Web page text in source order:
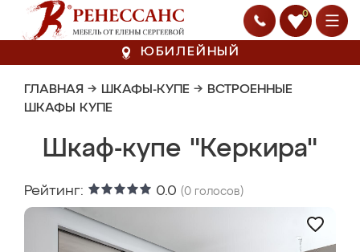
0
ЮБИЛЕЙНЫЙ
ГЛАВНАЯ → ШКАФЫ-КУПЕ → ВСТРОЕННЫЕ
ШКАФЫ КУПЕ
Шкаф-купе "Керкира"
Рейтинг: 0.0 (0 голосов)